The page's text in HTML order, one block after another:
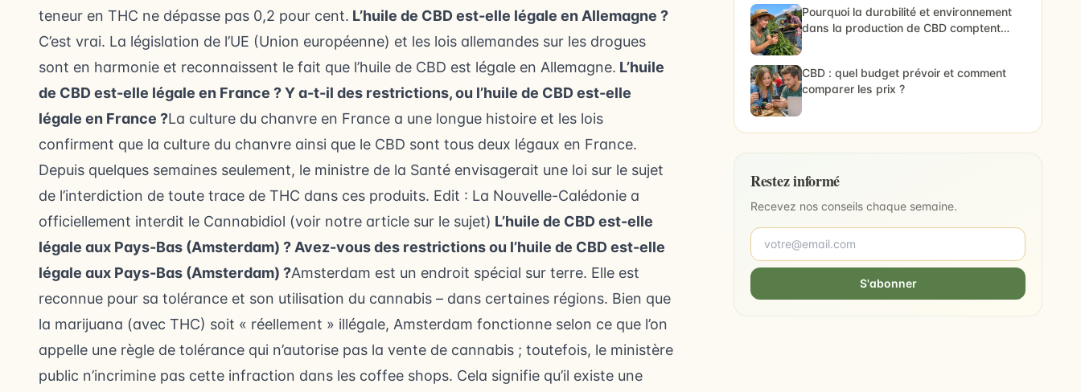
teneur en THC ne dépasse pas 0,2 pour cent. L’huile de CBD est-elle légale en Allemagne ?
C’est vrai. La législation de l’UE (Union européenne) et les lois allemandes sur les drogues
sont en harmonie et reconnaissent le fait que l’huile de CBD est légale en Allemagne. L’huile
de CBD est-elle légale en France ?Y a-t-il des restrictions, ou l’huile de CBD est-elle
légale en France ?La culture du chanvre en France a une longue histoire et les lois
confirment que la culture du chanvre ainsi que le CBD sont tous deux légaux en France.
Depuis quelques semaines seulement, le ministre de la Santé envisagerait une loi sur le sujet
de l’interdiction de toute trace de THC dans ces produits. Edit : La Nouvelle-Calédonie a
officiellement interdit le Cannabidiol (voir notre article sur le sujet) L’huile de CBD est-elle
légale aux Pays-Bas (Amsterdam) ?Avez-vous des restrictions ou l’huile de CBD est-elle
légale aux Pays-Bas (Amsterdam) ?Amsterdam est un endroit spécial sur terre. Elle est
reconnue pour sa tolérance et son utilisation du cannabis – dans certaines régions. Bien que
la marijuana (avec THC) soit « réellement » illégale, Amsterdam fonctionne selon ce que l’on
appelle une règle de tolérance qui n’autorise pas la vente de cannabis ; toutefois, le ministère
public n’incrimine pas cette infraction dans les coffee shops. Cela signifie qu’il existe une
Pourquoi la durabilité et environnement
dans la production de CBD comptent
CBD : quel budget prévoir et comment
comparer les prix ?
Restez informé
Recevez nos conseils chaque semaine.
S'abonner